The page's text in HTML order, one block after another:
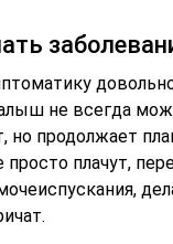
не всегда
но продолжает
плачут,